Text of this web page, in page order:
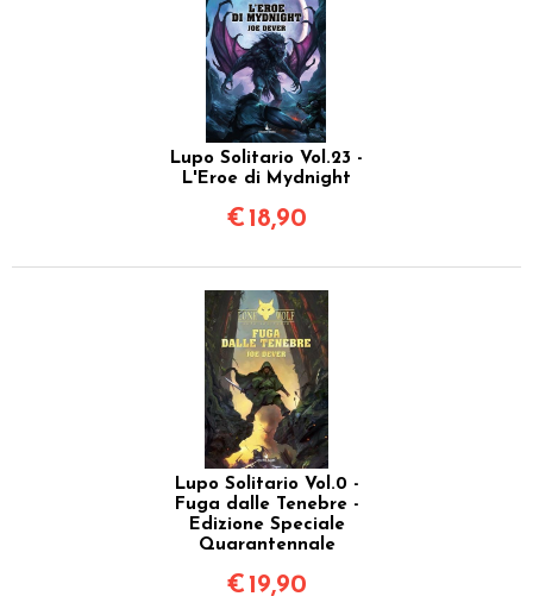
Lupo Solitario Vol.23 -
L'Eroe di Mydnight
€ 18,90
Lupo Solitario Vol.0 -
Fuga dalle Tenebre -
Edizione Speciale
Quarantennale
€ 19,90